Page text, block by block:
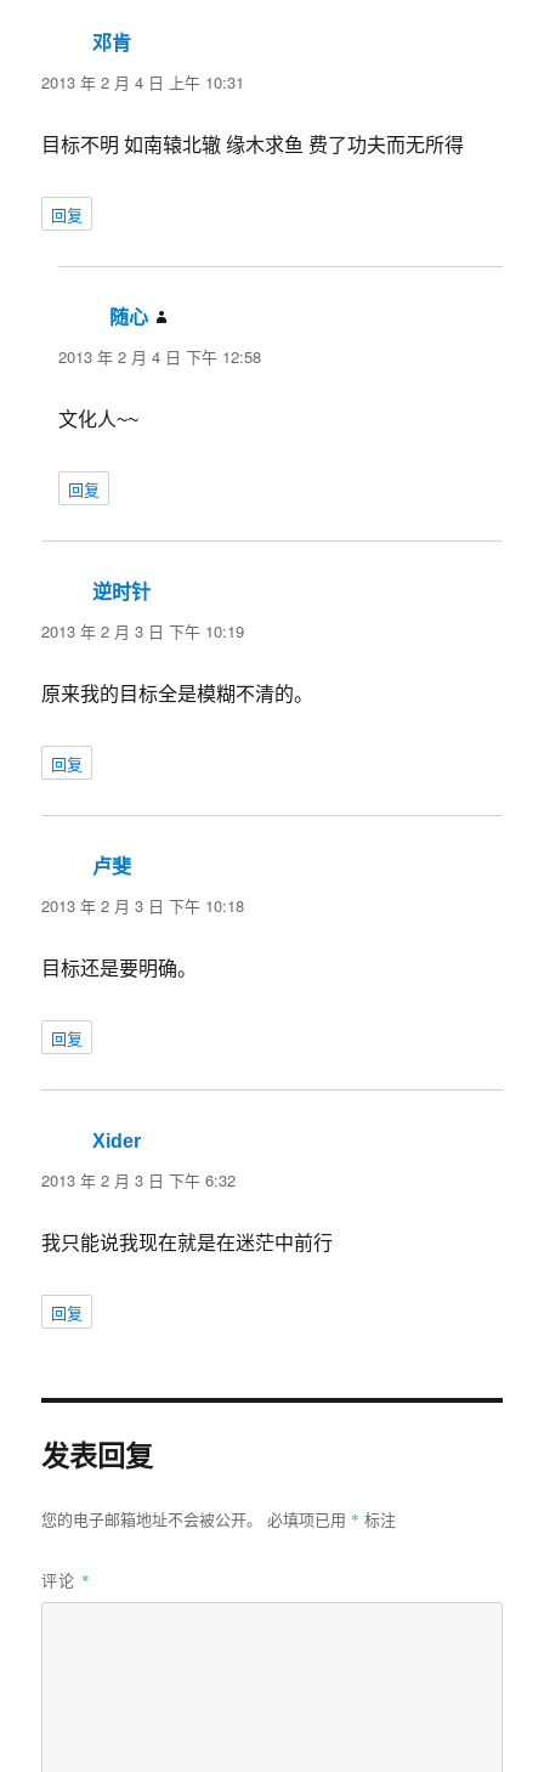
邓肯
道：
2013 年 2 月 4 日 上午 10:31
目标不明 如南辕北辙 缘木求鱼 费了功夫而无所得
回复
随心
道：
2013 年 2 月 4 日 下午 12:58
文化人~~
回复
逆时针
道：
2013 年 2 月 3 日 下午 10:19
原来我的目标全是模糊不清的。
回复
卢斐
道：
2013 年 2 月 3 日 下午 10:18
目标还是要明确。
回复
Xider
道：
2013 年 2 月 3 日 下午 6:32
我只能说我现在就是在迷茫中前行
回复
发表回复
您的电子邮箱地址不会被公开。 必填项已用 * 标注
评论 *